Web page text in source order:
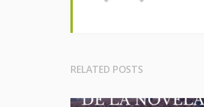
RELATED POSTS